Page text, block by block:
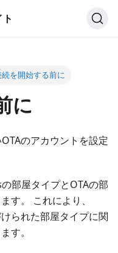
を開始する前に
に
のアカウントを設定
部屋タイプとOTAの部
す。 これにより、
られた部屋タイプに関
す。